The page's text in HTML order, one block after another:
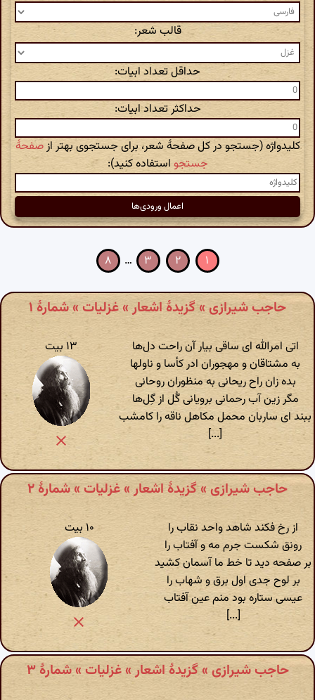
قالب شعر:
حداقل تعداد ابیات:
حداکثر تعداد ابیات:
کلیدواژه (جستجو در کل صفحهٔ شعر، برای جستجوی بهتر ازصفحهٔ
جستجو استفاده کنید):
۱ ۲ ۳ … ۸
حاجب شیرازی » گزیدهٔ اشعار » غزلیات » شمارهٔ ۱
اتی امرالله ای ساقی بیار آن راحت دل‌ها
به مشتاقان و مهجوران ادر کأسا و ناولها
بده زان راح ریحانی به منظوران روحانی
مگر زین آب رحمانی برویانی گُل از گِل‌ها
ببند ای ساربان محمل مکاهل ناقه را کامشب
[...]
۱۳ بیت
حاجب شیرازی » گزیدهٔ اشعار » غزلیات » شمارهٔ ۲
از رخ فکند شاهد واحد نقاب را
رونق شکست جرم مه و آفتاب را
بر صفحه دید تا خط ما آسمان کشید
بر لوح جدی اول برق و شهاب را
عیسی ستاره بود منم عین آفتاب
[...]
۱۰ بیت
حاجب شیرازی » گزیدهٔ اشعار » غزلیات » شمارهٔ ۳